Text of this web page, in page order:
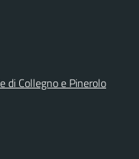
di Collegno e Pinerolo